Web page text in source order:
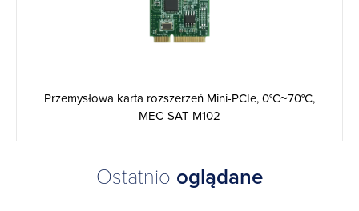
Przemysłowa karta rozszerzeń Mini-PCIe, 0°C~70°C,
MEC-SAT-M102
Ostatnio oglądane